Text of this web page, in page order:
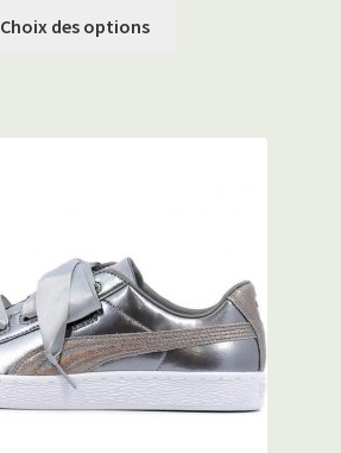
Choix des options